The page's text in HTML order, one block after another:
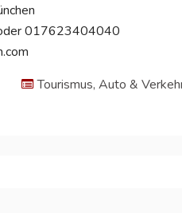
017623404040
Tourismus, Auto &